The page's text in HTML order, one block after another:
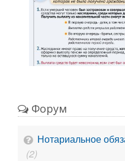
Форум
Нотариальное
(2)